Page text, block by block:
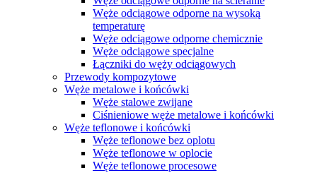
Węże odciągowe odporne na wysoką
temperaturę
Węże odciągowe odporne chemicznie
Węże odciągowe specjalne
Łączniki do węży odciągowych
Przewody kompozytowe
Węże metalowe i końcówki
Węże stalowe zwijane
Ciśnieniowe węże metalowe i końcówki
Węże teflonowe i końcówki
Węże teflonowe bez oplotu
Węże teflonowe w oplocie
Węże teflonowe procesowe